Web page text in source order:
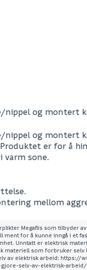
og montert
og montert
er for å
varm sone.
mellom
Megaflis som tilbyder
for å kunne inngå i et
Unntatt er elektrisk
materiell som forbruker selv
av elektrisk arbeid:
selv-av-elektrisk-